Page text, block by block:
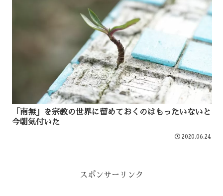
「南無」を宗教の世界に留めておくのはもったいないと
今朝気付いた
2020.06.24
スポンサーリンク